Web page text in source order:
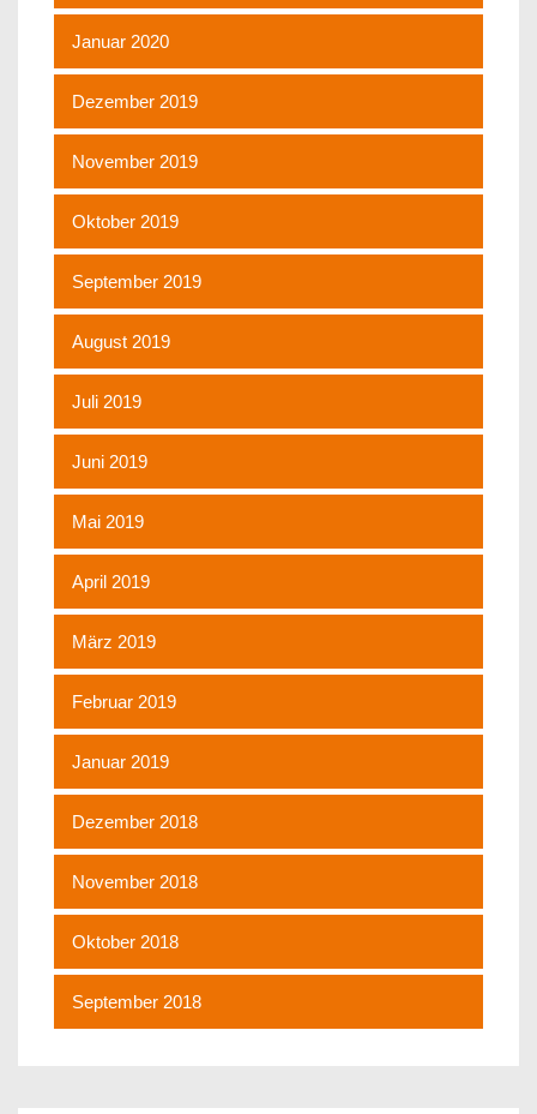
Januar 2020
Dezember 2019
November 2019
Oktober 2019
September 2019
August 2019
Juli 2019
Juni 2019
Mai 2019
April 2019
März 2019
Februar 2019
Januar 2019
Dezember 2018
November 2018
Oktober 2018
September 2018